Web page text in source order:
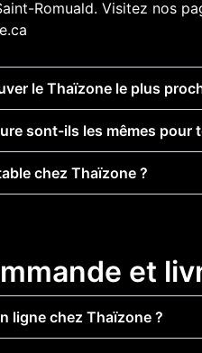
Romuald. Visitez nos
le Thaïzone le plus
sont-ils les mêmes pour
chez Thaïzone ?
et
ligne chez Thaïzone ?